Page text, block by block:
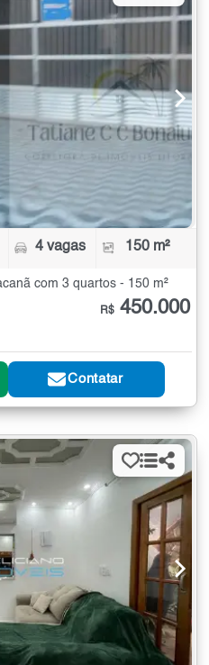
4 vagas 150 m²
com 3 quartos - 150 m²
R$ 450.000
Contatar